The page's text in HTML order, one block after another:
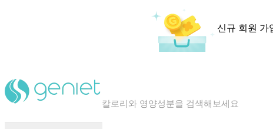
신규 회원 가
혈당 · 다이어트 음식 검색해보세요